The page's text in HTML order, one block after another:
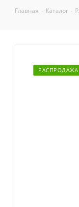
Главная - Каталог -
РАСПРОДАЖА